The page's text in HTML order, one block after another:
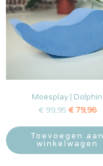
Moesplay | Dolphin
€ 99,95 €79,96
Toevoegen aan
winkelwagen